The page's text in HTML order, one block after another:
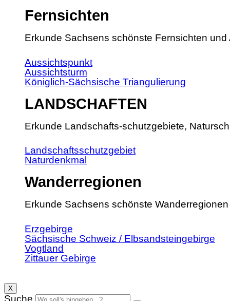
Fernsichten
Erkunde Sachsens schönste Fernsichten und
Aussichtspunkt
Aussichtsturm
Königlich-Sächsische Triangulierung
LANDSCHAFTEN
Erkunde Landschafts-schutzgebiete,
Landschaftsschutzgebiet
Naturdenkmal
Wanderregionen
Erkunde Sachsens schönste Wanderregionen
Erzgebirge
Sächsische Schweiz / Elbsandsteingebirge
Vogtland
Zittauer Gebirge
X
Suche